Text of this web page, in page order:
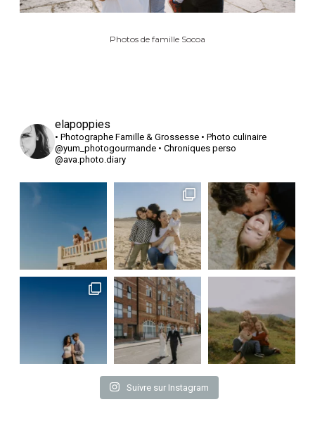
Photos de famille Socoa
elapoppies
• Photographe Famille & Grossesse • Photo culinaire
@yum_photogourmande • Chroniques perso
@ava.photo.diary
Suivre sur Instagram